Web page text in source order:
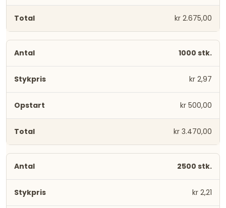
kr 2.675,00
1000 stk.
kr 2,97
kr 500,00
kr 3.470,00
2500 stk.
kr 2,21